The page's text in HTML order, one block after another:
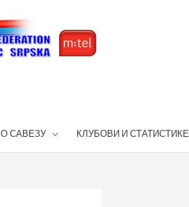
О САВЕЗУ КЛУБОВИ И СТАТИСТИКЕ